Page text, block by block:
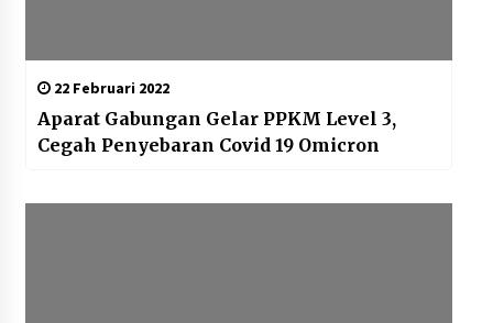
22 Februari 2022
Aparat Gabungan Gelar PPKM Level 3,
Cegah Penyebaran Covid 19 Omicron